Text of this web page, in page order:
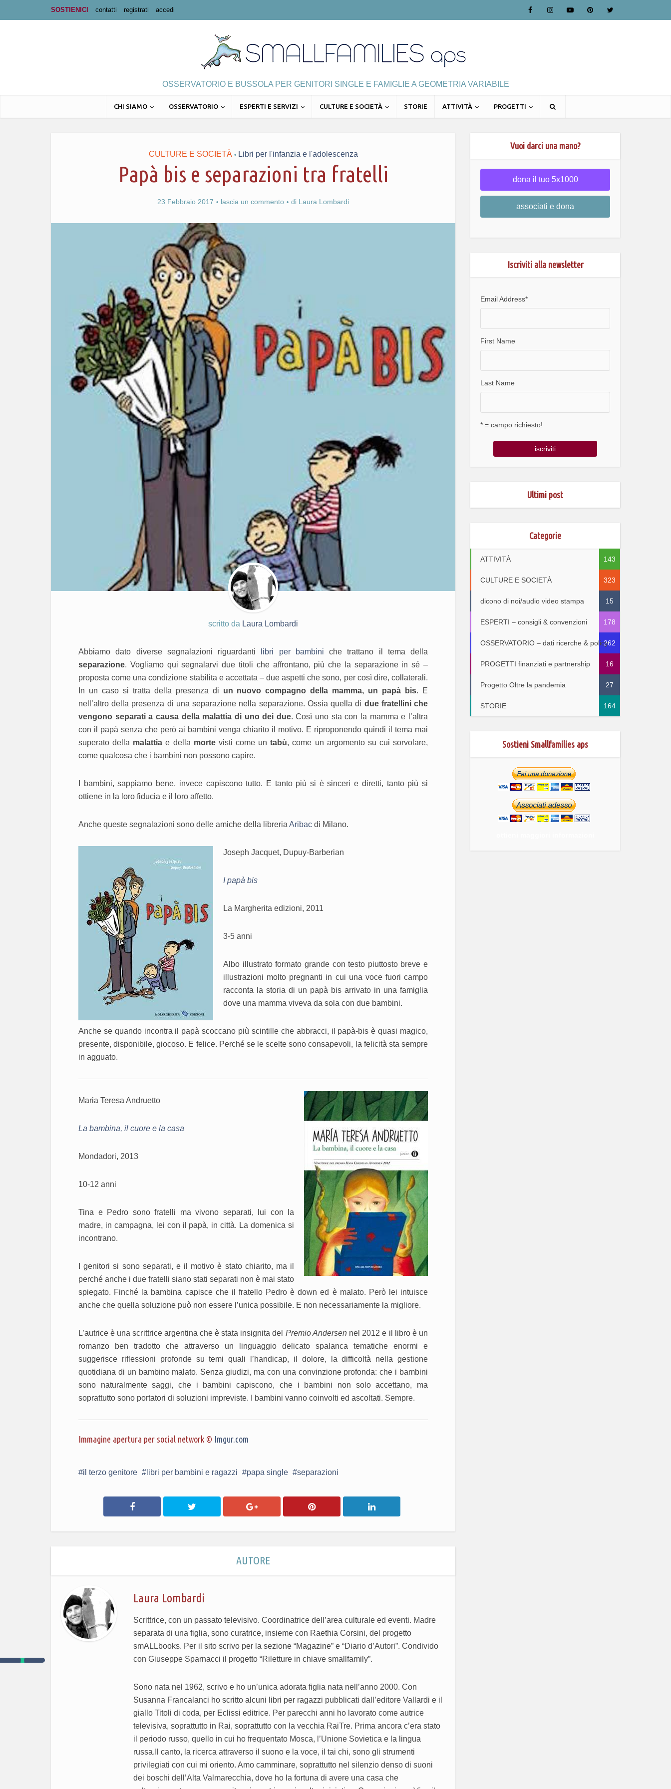
SOSTIENICI contatti registrati accedi
OSSERVATORIO E BUSSOLA PER GENITORI SINGLE E FAMIGLIE A GEOMETRIA VARIABILE
CHI SIAMO OSSERVATORIO ESPERTI E SERVIZI CULTURE E SOCIETÀ STORIE ATTIVITÀ PROGETTI
CULTURE E SOCIETÀ • Libri per l'infanzia e l'adolescenza
Papà bis e separazioni tra fratelli
23 Febbraio 2017 lascia un commento di Laura Lombardi
scritto da Laura Lombardi
Abbiamo dato diverse segnalazioni riguardanti libri per bambini che trattano il tema della
separazione. Vogliamo qui segnalarvi due titoli che affrontano, più che la separazione in sé –
proposta come una condizione stabilita e accettata – due aspetti che sono, per così dire, collaterali.
In un caso si tratta della presenza di un nuovo compagno della mamma, un papà bis. E
nell’altro della presenza di una separazione nella separazione. Ossia quella di due fratellini che
vengono separati a causa della malattia di uno dei due. Così uno sta con la mamma e l’altra
con il papà senza che però ai bambini venga chiarito il motivo. E riproponendo quindi il tema mai
superato della malattia e della mortevisti come untabù, come un argomento su cui sorvolare,
come qualcosa che i bambini non possono capire.
I bambini, sappiamo bene, invece capiscono tutto. E tanto più si è sinceri e diretti, tanto più si
ottiene in la loro fiducia e il loro affetto.
Anche queste segnalazioni sono delle amiche della libreria Aribac di Milano.
Joseph Jacquet, Dupuy-Barberian
I papà bis
La Margherita edizioni, 2011
3-5 anni
Albo illustrato formato grande con testo piuttosto breve e
illustrazioni molto pregnanti in cui una voce fuori campo
racconta la storia di un papà bis arrivato in una famiglia
dove una mamma viveva da sola con due bambini.
Anche se quando incontra il papà scoccano più scintille che abbracci, il papà-bis è quasi magico,
presente, disponibile, giocoso. E felice. Perché se le scelte sono consapevoli, la felicità sta sempre
in agguato.
Maria Teresa Andruetto
La bambina, il cuore e la casa
Mondadori, 2013
10-12 anni
Tina e Pedro sono fratelli ma vivono separati, lui con la
madre, in campagna, lei con il papà, in città. La domenica si
incontrano.
I genitori si sono separati, e il motivo è stato chiarito, ma il
perché anche i due fratelli siano stati separati non è mai stato
spiegato. Finché la bambina capisce che il fratello Pedro è down ed è malato. Però lei intuisce
anche che quella soluzione può non essere l’unica possibile. E non necessariamente la migliore.
L’autrice è una scrittrice argentina che è stata insignita del Premio Andersennel 2012 e il libro è un
romanzo ben tradotto che attraverso un linguaggio delicato spalanca tematiche enormi e
suggerisce riflessioni profonde su temi quali l’handicap, il dolore, la difficoltà nella gestione
quotidiana di un bambino malato. Senza giudizi, ma con una convinzione profonda: che i bambini
sono naturalmente saggi, che i bambini capiscono, che i bambini non solo accettano, ma
soprattutto sono portatori di soluzioni impreviste. I bambini vanno coinvolti ed ascoltati. Sempre.
Immagine apertura per social network © Imgur.com
il terzo genitore libri per bambini e ragazzi papa single separazioni
AUTORE
Laura Lombardi
Scrittrice, con un passato televisivo. Coordinatrice dell’area culturale ed eventi. Madre
separata di una figlia, sono curatrice, insieme con Raethia Corsini, del progetto
smALLbooks. Per il sito scrivo per la sezione “Magazine” e “Diario d’Autori”. Condivido
con Giuseppe Sparnacci il progetto “Riletture in chiave smallfamily”.
Sono nata nel 1962, scrivo e ho un’unica adorata figlia nata nell’anno 2000. Con
Susanna Francalanci ho scritto alcuni libri per ragazzi pubblicati dall’editore Vallardi e il
giallo Titoli di coda, per Eclissi editrice. Per parecchi anni ho lavorato come autrice
televisiva, soprattutto in Rai, soprattutto con la vecchia RaiTre. Prima ancora c’era stato
il periodo russo, quello in cui ho frequentato Mosca, l’Unione Sovietica e la lingua
russa.Il canto, la ricerca attraverso il suono e la voce, il tai chi, sono gli strumenti
privilegiati con cui mi oriento. Amo camminare, soprattutto nel silenzio denso di suoni
dei boschi dell’Alta Valmarecchia, dove ho la fortuna di avere una casa che
Vuoi darci una mano?
dona il tuo 5x1000
associati e dona
Iscriviti alla newsletter
Email Address*
First Name
Last Name
* = campo richiesto!
Ultimi post
Categorie
ATTIVITÀ 143
CULTURE E SOCIETÀ 323
dicono di noi/audio video stampa 15
ESPERTI – consigli & convenzioni 178
OSSERVATORIO – dati ricerche & policy262
PROGETTI finanziati e partnership 16
Progetto Oltre la pandemia 27
STORIE 164
Sostieni Smallfamilies aps